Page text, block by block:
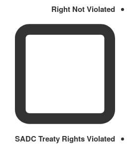
Right Not Violated
SADC Treaty Rights Violated